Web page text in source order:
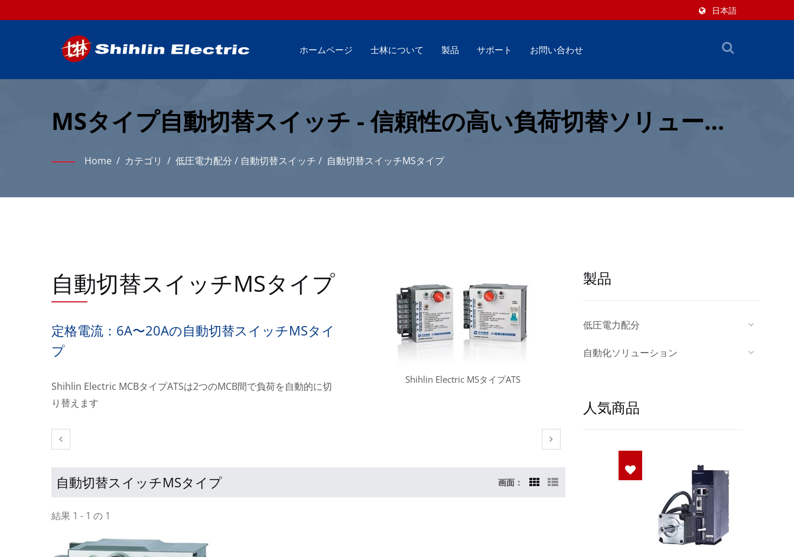
日本語
ホームページ 士林について 製品 サポート お問い合わせ
MSタイプ自動切替スイッチ - 信頼性の高い負荷切替ソリューシ
ョン
Home / カテゴリ / 低圧電力配分 / 自動切替スイッチ / 自動切替スイッチMSタイプ
Shihlin Electric MSタイプATS
自動切替スイッチMSタイプ
定格電流：6A〜20Aの自動切替スイッチMSタイ
プ
Shihlin Electric MCBタイプATSは2つのMCB間で負荷を自動的に切
り替えます
自動切替スイッチMSタイプ 画面：
結果 1 - 1 の 1
製品
低圧電力配分
自動化ソリューション
人気商品